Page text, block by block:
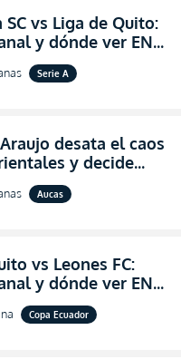
SC vs Liga de Quito:
y dónde ver EN
22 de la LigaPro
Serie A
desata el caos
y decide
la dirección técnica
Aucas
vs Leones FC:
y dónde ver EN
de final de la
2026
Copa Ecuador